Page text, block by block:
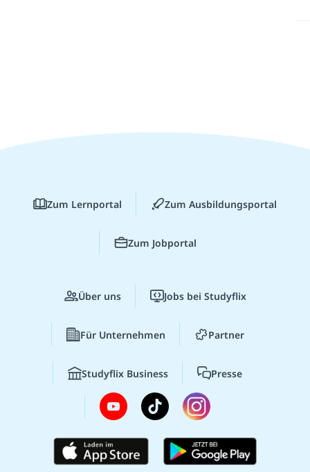
Zum Lernportal Zum Ausbildungsportal
Zum Jobportal
Über uns Jobs bei Studyflix
Für Unternehmen Partner
Studyflix Business Presse